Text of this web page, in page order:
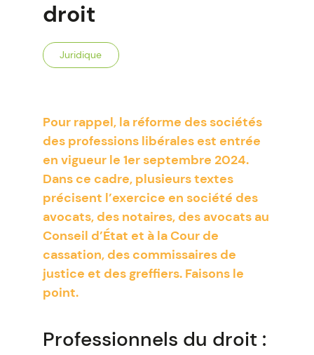
droit
Juridique
Pour rappel, la réforme des sociétés
des professions libérales est entrée
en vigueur le 1er septembre 2024.
Dans ce cadre, plusieurs textes
précisent l’exercice en société des
avocats, des notaires, des avocats au
Conseil d’État et à la Cour de
cassation, des commissaires de
justice et des greffiers. Faisons le
point.
Professionnels du droit :